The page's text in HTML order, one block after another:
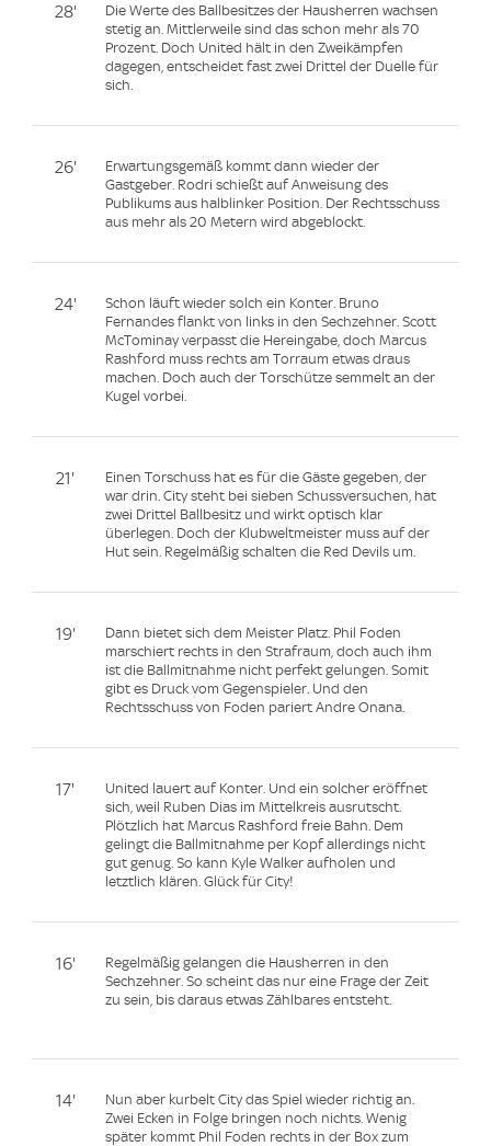
28'
Die Werte des Ballbesitzes der Hausherren wachsen
stetig an. Mittlerweile sind das schon mehr als 70
Prozent. Doch United hält in den Zweikämpfen
dagegen, entscheidet fast zwei Drittel der Duelle für
sich.
26'
Erwartungsgemäß kommt dann wieder der
Gastgeber. Rodri schießt auf Anweisung des
Publikums aus halblinker Position. Der Rechtsschuss
aus mehr als 20 Metern wird abgeblockt.
24'
Schon läuft wieder solch ein Konter. Bruno
Fernandes flankt von links in den Sechzehner. Scott
McTominay verpasst die Hereingabe, doch Marcus
Rashford muss rechts am Torraum etwas draus
machen. Doch auch der Torschütze semmelt an der
Kugel vorbei.
21'
Einen Torschuss hat es für die Gäste gegeben, der
war drin. City steht bei sieben Schussversuchen, hat
zwei Drittel Ballbesitz und wirkt optisch klar
überlegen. Doch der Klubweltmeister muss auf der
Hut sein. Regelmäßig schalten die Red Devils um.
19'
Dann bietet sich dem Meister Platz. Phil Foden
marschiert rechts in den Strafraum, doch auch ihm
ist die Ballmitnahme nicht perfekt gelungen. Somit
gibt es Druck vom Gegenspieler. Und den
Rechtsschuss von Foden pariert Andre Onana.
17'
United lauert auf Konter. Und ein solcher eröffnet
sich, weil Ruben Dias im Mittelkreis ausrutscht.
Plötzlich hat Marcus Rashford freie Bahn. Dem
gelingt die Ballmitnahme per Kopf allerdings nicht
gut genug. So kann Kyle Walker aufholen und
letztlich klären. Glück für City!
16'
Regelmäßig gelangen die Hausherren in den
Sechzehner. So scheint das nur eine Frage der Zeit
zu sein, bis daraus etwas Zählbares entsteht.
14'
Nun aber kurbelt City das Spiel wieder richtig an.
Zwei Ecken in Folge bringen noch nichts. Wenig
später kommt Phil Foden rechts in der Box zum